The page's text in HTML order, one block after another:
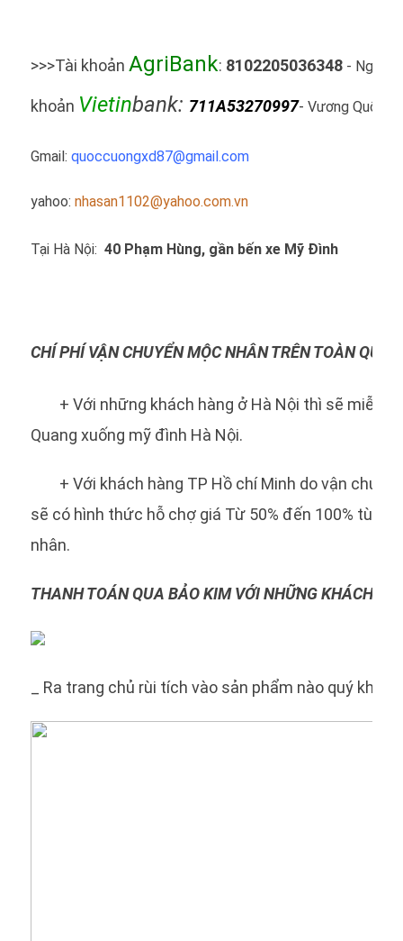
>>>Tài khoản AgriBank: 8102205036348 -
khoản Vietinbank: 711A53270997- Vương Quốc
Gmail: quoccuongxd87@gmail.com
yahoo: nhasan1102@yahoo.com.vn
Tại Hà Nội: 40 Phạm Hùng, gần bến xe Mỹ Đình
CHÍ PHÍ VẬN CHUYỂN MỘC NHÂN TRÊN TOÀN QUỐC
+ Với những khách hàng ở Hà Nội thì sẽ miễn
Quang xuống mỹ đình Hà Nội.
+ Với khách hàng TP Hồ chí Minh do vận
sẽ có hình thức hỗ chợ giá Từ 50% đến 100% tùy
nhân.
THANH TOÁN QUA BẢO KIM VỚI NHỮNG KHÁCH
_ Ra trang chủ rùi tích vào sản phẩm nào quý